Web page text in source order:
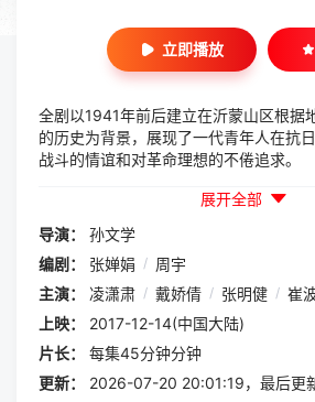
立即播放
全剧以1941年前后建立在沂蒙山区根据
的历史为背景，展现了一代青年人在抗
战斗的情谊和对革命理想的不倦追求。
展开全部
导演：
孙文学
编剧：
张婵娟 / 周宇
主演：
凌潇肃 / 戴娇倩 / 张明健 / 崔
上映：
2017-12-14(中国大陆)
片长：
每集45分钟分钟
更新：
2026-07-20 20:01:19，最后更